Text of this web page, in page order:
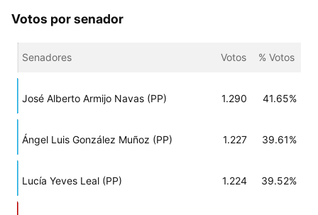
Votos por senador
Senadores Votos % Votos
José Alberto Armijo Navas (PP) 1.290 41.65%
Ángel Luis González Muñoz (PP) 1.227 39.61%
Lucía Yeves Leal (PP) 1.224 39.52%